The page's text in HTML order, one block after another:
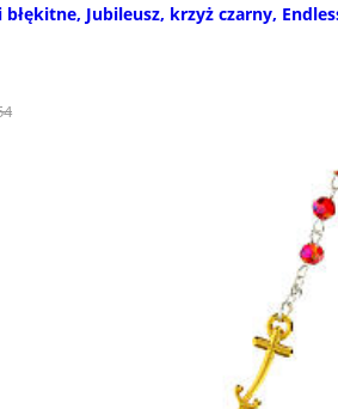
Jubileusz, krzyż czarny,